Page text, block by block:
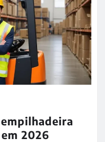
2026